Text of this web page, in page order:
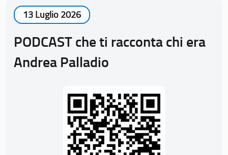
13 Luglio 2026
PODCAST che ti racconta chi era
Andrea Palladio